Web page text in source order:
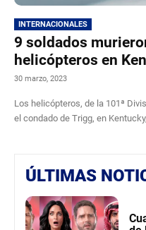
INTERNACIONALES
9 soldados
helicópteros en
30 marzo, 2023
Los helicópteros, de la 101ª
el condado de Trigg, en
ÚLTIMAS